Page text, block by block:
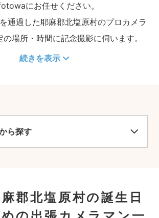
にお任せください。
通過した耶麻郡北塩原村のプロカメラ
場所・時間に記念撮影に伺います。
続きを表示
ら探す
郡北塩原村の誕生日